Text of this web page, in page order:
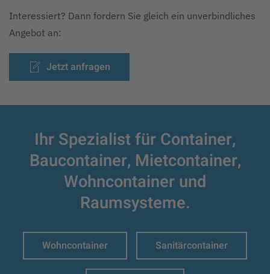
Interessiert? Dann fordern Sie gleich ein unverbindliches
Angebot an:
Jetzt anfragen
Ihr Spezialist für Container,
Baucontainer, Mietcontainer,
Wohncontainer und
Raumsysteme.
Wohncontainer Sanitärcontainer